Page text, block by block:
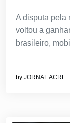
A disputa pela
voltou a
brasileiro,
by JORNAL ACRE